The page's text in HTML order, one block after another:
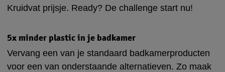
Kruidvat prijsje. Ready? De challenge start nu!
5x minder plastic in je badkamer
Vervang een van je standaard badkamerproducten
voor een van onderstaande alternatieven. Zo maak